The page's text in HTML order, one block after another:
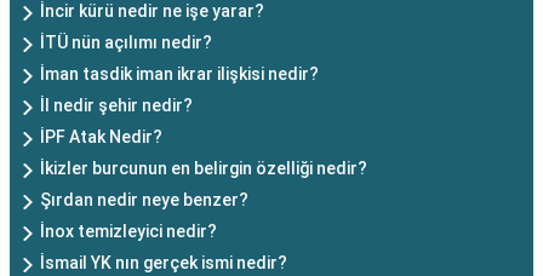
İncir kürü nedir ne işe yarar?
İTÜ nün açılımı nedir?
İman tasdik iman ikrar ilişkisi nedir?
İl nedir şehir nedir?
İPF Atak Nedir?
İkizler burcunun en belirgin özelliği nedir?
Şırdan nedir neye benzer?
İnox temizleyici nedir?
İsmail YK nın gerçek ismi nedir?